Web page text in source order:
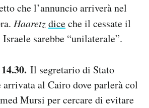
che l’annuncio arriverà nel
Haaretzdiceche il cessate il
sarebbe “unilaterale”.
Il segretario di Stato
al Cairo dove parlerà col
Mursi per cercare di evitare